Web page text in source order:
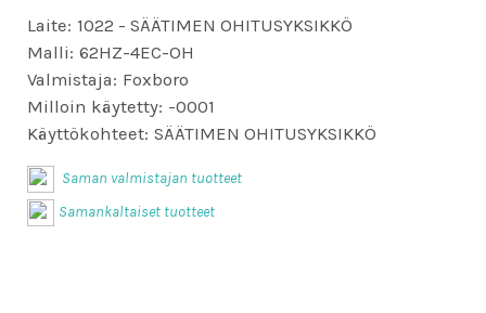
Laite: 1022 - SÄÄTIMEN OHITUSYKSIKKÖ
Malli: 62HZ-4EC-OH
Valmistaja: Foxboro
Milloin käytetty: -0001
Käyttökohteet: SÄÄTIMEN OHITUSYKSIKKÖ
Saman valmistajan tuotteet
Samankaltaiset tuotteet